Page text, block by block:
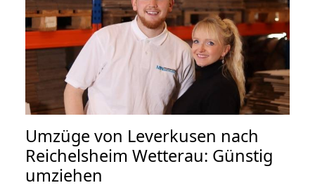
Umzüge von Leverkusen nach
Reichelsheim Wetterau: Günstig
umziehen